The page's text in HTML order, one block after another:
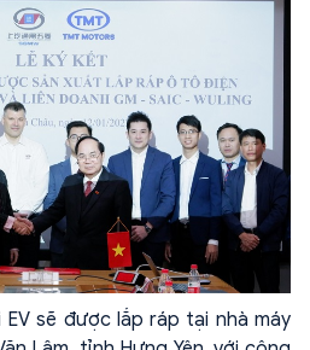
EV sẽ được lắp ráp tại nhà máy